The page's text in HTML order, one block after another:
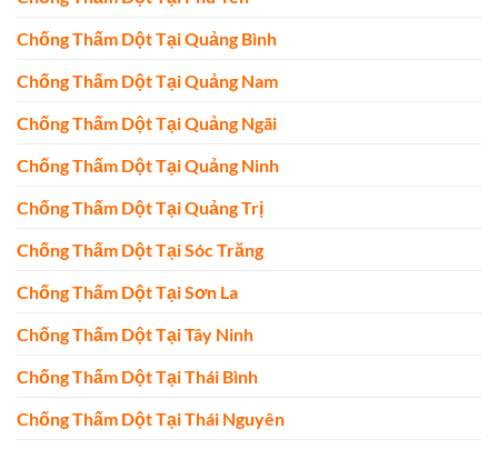
Chống Thấm Dột Tại Quảng Bình
Chống Thấm Dột Tại Quảng Nam
Chống Thấm Dột Tại Quảng Ngãi
Chống Thấm Dột Tại Quảng Ninh
Chống Thấm Dột Tại Quảng Trị
Chống Thấm Dột Tại Sóc Trăng
Chống Thấm Dột Tại Sơn La
Chống Thấm Dột Tại Tây Ninh
Chống Thấm Dột Tại Thái Bình
Chống Thấm Dột Tại Thái Nguyên